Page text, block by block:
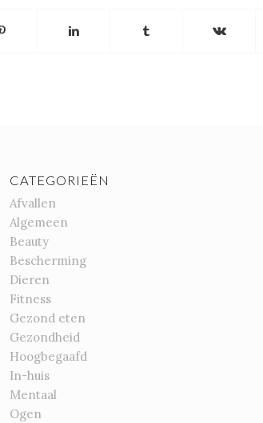
CATEGORIEËN
Afvallen
Algemeen
Beauty
Bescherming
Dieren
Fitness
Gezond eten
Gezondheid
Hoogbegaafd
In-huis
Mentaal
Ogen